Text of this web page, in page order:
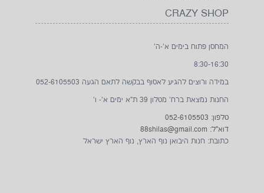
CRAZY SHOP
המחסן פתוח בימים א'-ה'
8:30-16:30
במידה ורוצים להגיע לאסוף בבקשה לתאם הגעה 052-6105503
החנות נמצאת ברח' מטלון 39 ת"א ימים א'- ו'
טלפון: 052-6105503
דוא"ל: 88shilas@gmail.com
כתובת: חנות היבואן נוף הארץ, נוף הארץ ישראל